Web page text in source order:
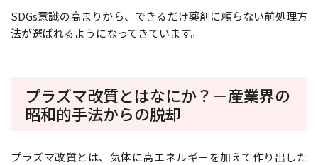
SDGs意識の高まりから、できるだけ薬剤に頼らない前処理方
法が選ばれるようになってきています。
プラズマ改質とはなにか？－産業界の
昭和的手法からの脱却
プラズマ改質とは、気体に高エネルギーを加えて作り出した